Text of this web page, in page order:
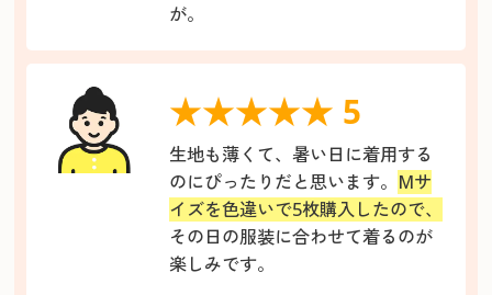
が。
★★★★★ 5
生地も薄くて、暑い日に着用する
のにぴったりだと思います。 Mサ
イズを色違いで5枚購入したので、
その日の服装に合わせて着るのが
楽しみです。